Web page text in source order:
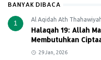
BANYAK DIBACA
1 Al Aqidah Ath
Halaqah 19: Allah
Membutuhkan
29 Jan, 2026